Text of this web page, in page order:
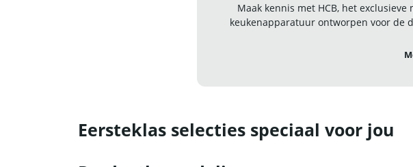
Maak kennis met HCB, het
keukenapparatuur ontworpen voor de
Eersteklas selecties speciaal voor jou